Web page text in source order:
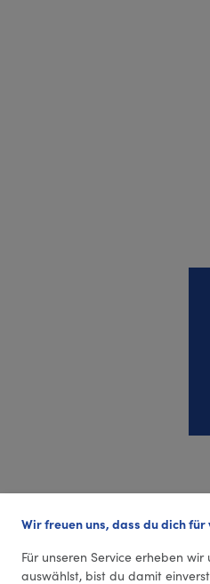
Wir freuen uns, dass du dich
Für unseren Service erheben
auswählst, bist du damit